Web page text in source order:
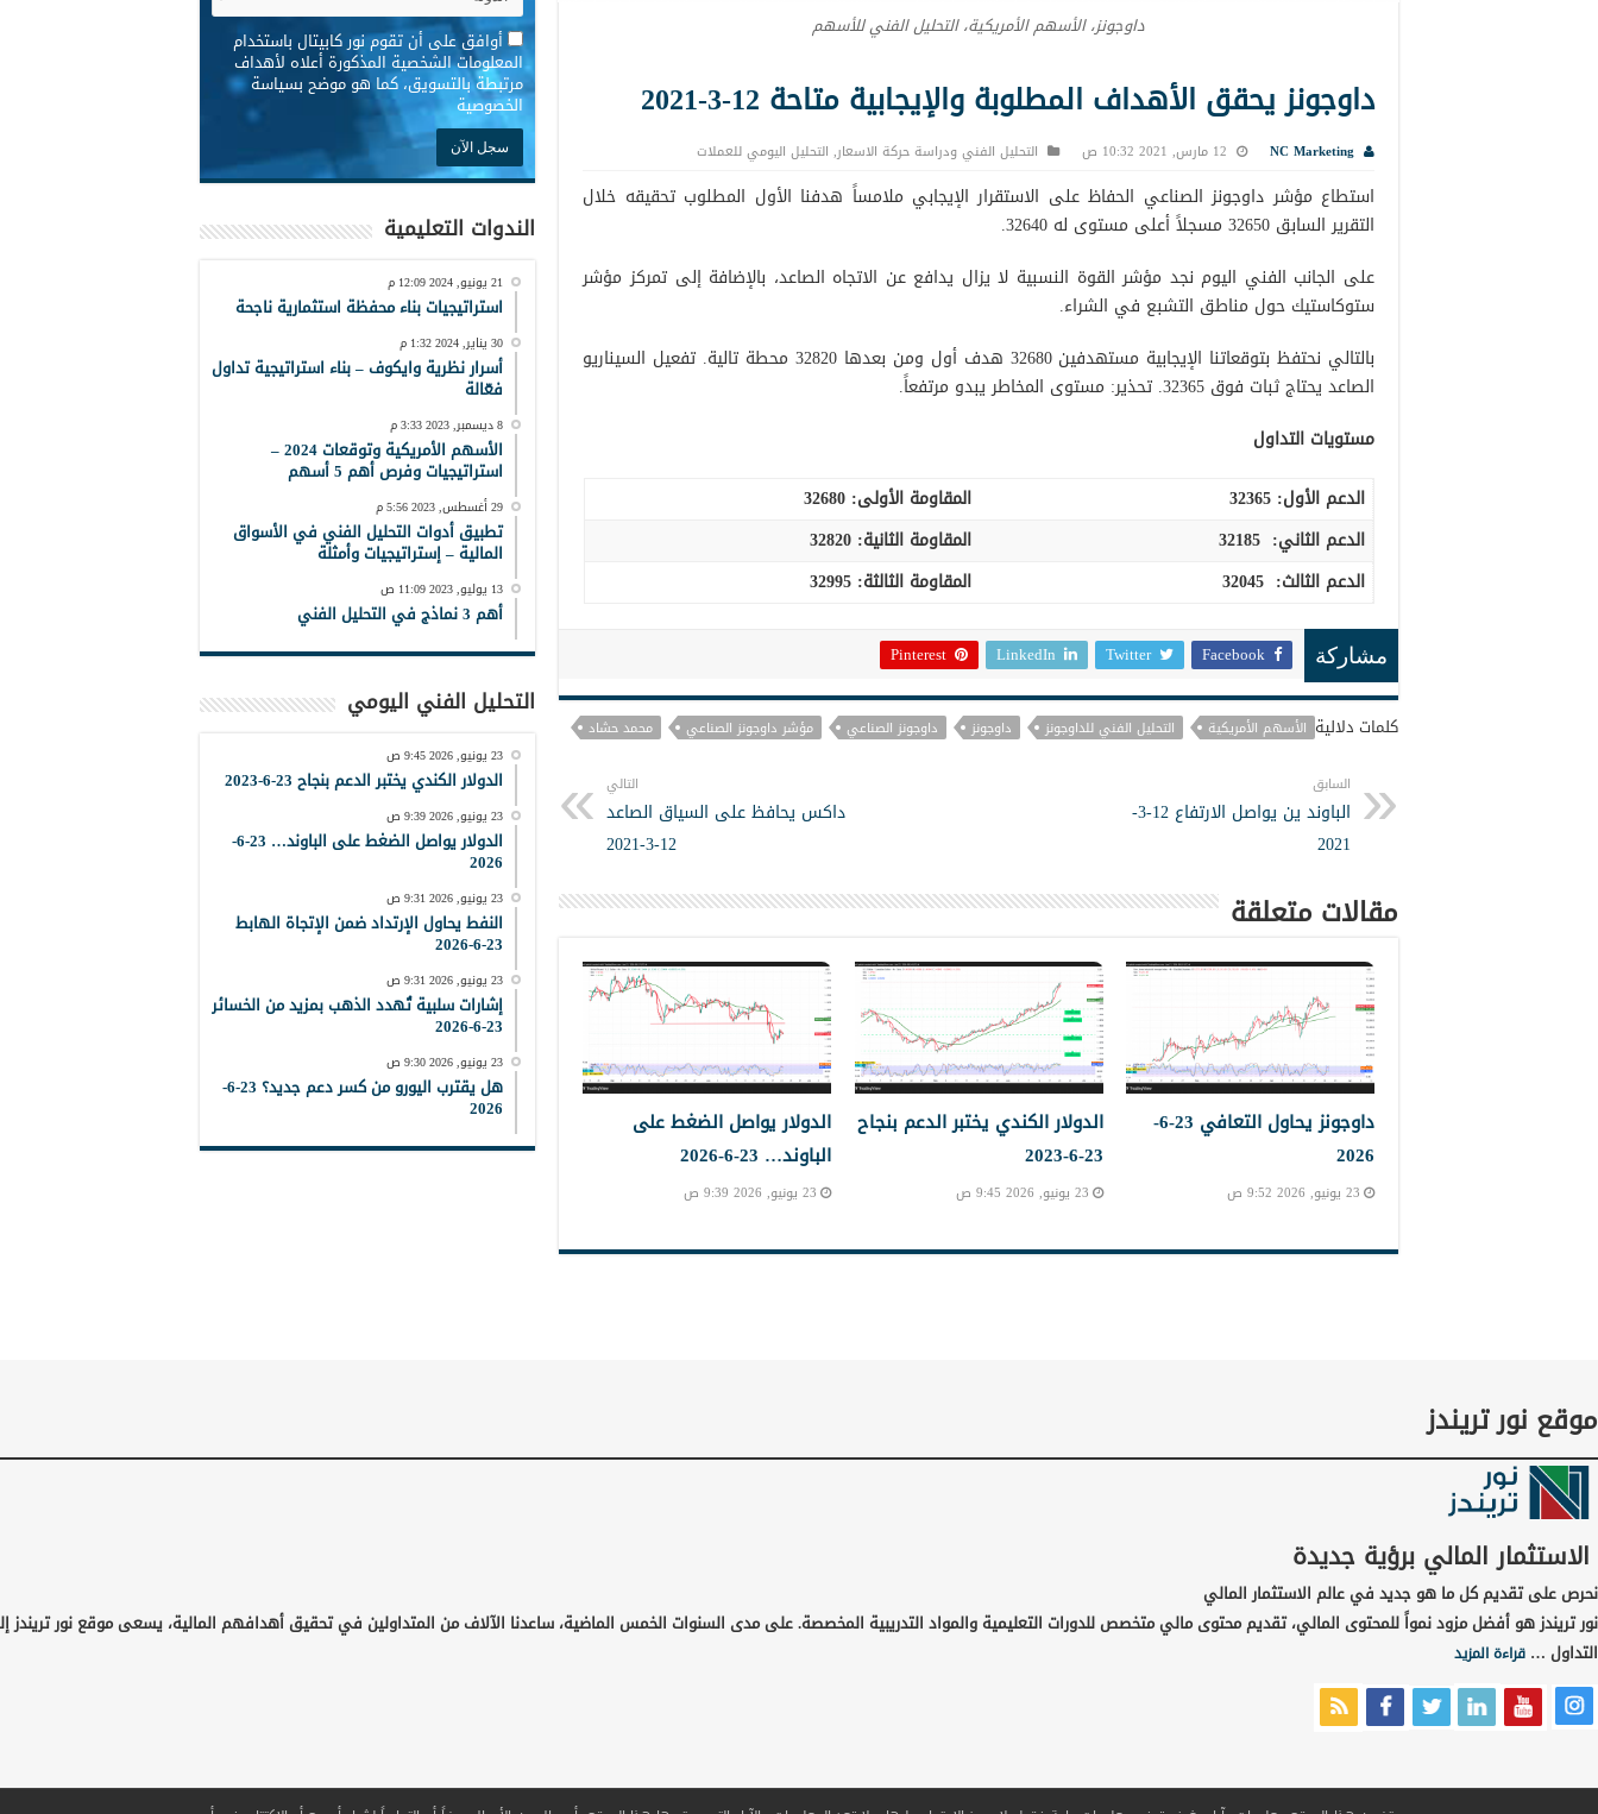
داوجونز، الأسهم الأمريكية، التحليل الفني للأسهم
داوجونز يحقق الأهداف المطلوبة والإيجابية متاحة 12-3-2021
NC Marketing 12 مارس, 2021 10:32 ص التحليل الفني ودراسة حركة الاسعار, التحليل اليومي للعملات
استطاع مؤشر داوجونز الصناعي الحفاظ على الاستقرار الإيجابي ملامساً هدفنا الأول المطلوب تحقيقه خلال
التقرير السابق 32650 مسجلاً أعلى مستوى له 32640.
على الجانب الفني اليوم نجد مؤشر القوة النسبية لا يزال يدافع عن الاتجاه الصاعد، بالإضافة إلى تمركز مؤشر
ستوكاستيك حول مناطق التشبع في الشراء.
بالتالي نحتفظ بتوقعاتنا الإيجابية مستهدفين 32680 هدف أول ومن بعدها 32820 محطة تالية. تفعيل السيناريو
الصاعد يحتاج ثبات فوق 32365. تحذير: مستوى المخاطر يبدو مرتفعاً.
مستويات التداول
الدعم الأول: 32365 المقاومة الأولى: 32680
الدعم الثاني: 32185 المقاومة الثانية: 32820
الدعم الثالث:
32045 المقاومة الثالثة: 32995
مشاركة Facebook
Twitter
LinkedIn
Pinterest
كلمات دلالية الأسهم الأمريكية التحليل الفني للداوجونز داوجونز داوجونز الصناعي مؤشر داوجونز الصناعي محمد حشاد
السابق
الباوند ين يواصل الارتفاع 12-3-
2021
التالي
داكس يحافظ على السياق الصاعد
12-3-2021
مقالات متعلقة
داوجونز يحاول التعافي 23-6-
2026
23 يونيو, 2026 9:52 ص
الدولار الكندي يختبر الدعم بنجاح
23-6-2023
23 يونيو, 2026 9:45 ص
الدولار يواصل الضغط على
الباوند… 23-6-2026
23 يونيو, 2026 9:39 ص
* أوافق على أن تقوم نور كابيتال باستخدام
المعلومات الشخصية المذكورة أعلاه لأهداف
مرتبطة بالتسويق، كما هو موضح بسياسة
الخصوصية
الندوات التعليمية
21 يونيو, 2024 12:09 م
استراتيجيات بناء محفظة استثمارية ناجحة
30 يناير, 2024 1:32 م
أسرار نظرية وايكوف – بناء استراتيجية تداول
فعّالة
8 ديسمبر, 2023 3:33 م
الأسهم الأمريكية وتوقعات 2024 –
استراتيجيات وفرص أهم 5 أسهم
29 أغسطس, 2023 5:56 م
تطبيق أدوات التحليل الفني في الأسواق
المالية – إستراتيجيات وأمثلة
13 يوليو, 2023 11:09 ص
أهم 3 نماذج في التحليل الفني
التحليل الفني اليومي
23 يونيو, 2026 9:45 ص
الدولار الكندي يختبر الدعم بنجاح 23-6-2023
23 يونيو, 2026 9:39 ص
الدولار يواصل الضغط على الباوند… 23-6-
2026
23 يونيو, 2026 9:31 ص
النفط يحاول الإرتداد ضمن الإتجاة الهابط
23-6-2026
23 يونيو, 2026 9:31 ص
إشارات سلبية تُهدد الذهب بمزيد من الخسائر
23-6-2026
23 يونيو, 2026 9:30 ص
هل يقترب اليورو من كسر دعم جديد؟ 23-6-
2026
موقع نور تريندز
الاستثمار المالي برؤية جديدة
نحرص على تقديم كل ما هو جديد في عالم الاستثمار المالي
نور تريندز هو أفضل مزود نمواً للمحتوى المالي، تقديم محتوى مالي متخصص للدورات التعليمية والمواد التدريبية المخصصة. على مدى السنوات الخمس الماضية، ساعدنا الآلاف من المتداولين في تحقيق أهدافهم المالية، يسعى موقع نور تريندز
التداول … قراءة المزيد